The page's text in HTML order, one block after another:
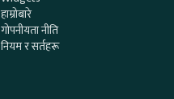
हाम्रोबारे
गोपनीयता नीति
नियम र सर्तहरू